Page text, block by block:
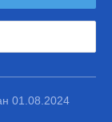
01.08.2024